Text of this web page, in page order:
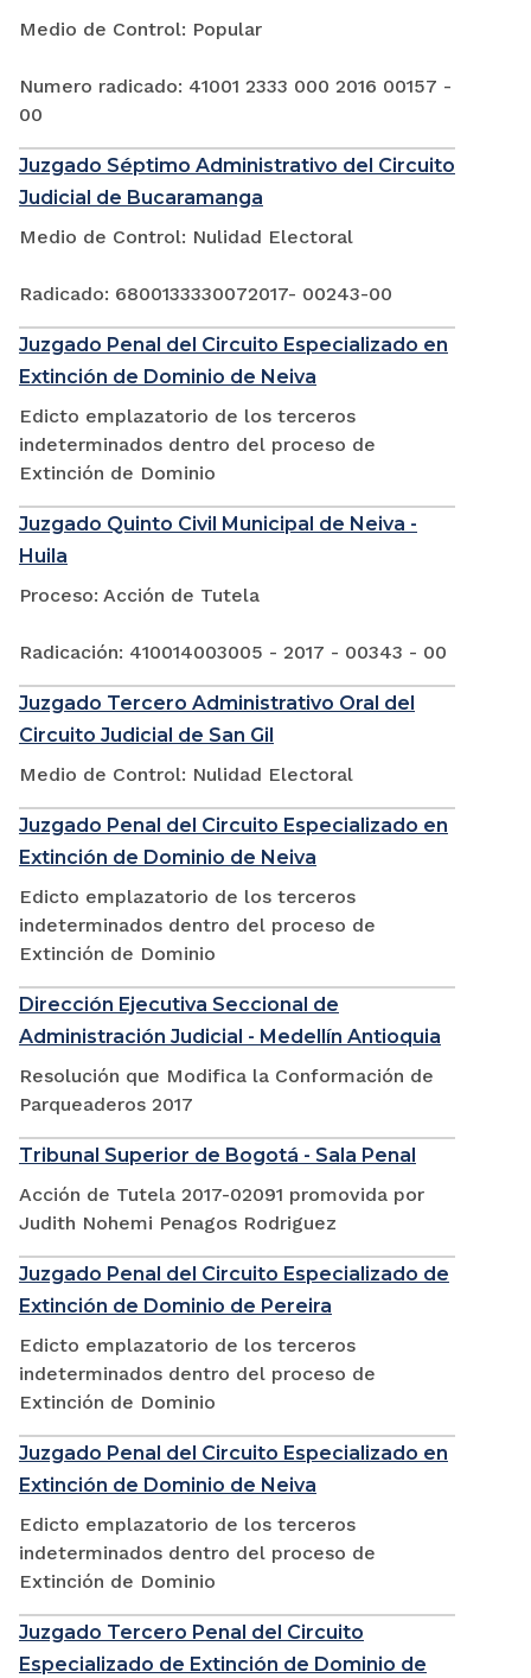
Medio de Control: Popular
Numero radicado: 41001 2333 000 2016 00157 -
00
Juzgado Séptimo Administrativo del Circuito
Judicial de Bucaramanga
Medio de Control: Nulidad Electoral
Radicado: 6800133330072017- 00243-00
Juzgado Penal del Circuito Especializado en
Extinción de Dominio de Neiva
Edicto emplazatorio de los terceros
indeterminados dentro del proceso de
Extinción de Dominio
Juzgado Quinto Civil Municipal de Neiva -
Huila
Proceso: Acción de Tutela
Radicación: 410014003005 - 2017 - 00343 - 00
Juzgado Tercero Administrativo Oral del
Circuito Judicial de San Gil
Medio de Control: Nulidad Electoral
Juzgado Penal del Circuito Especializado en
Extinción de Dominio de Neiva
Edicto emplazatorio de los terceros
indeterminados dentro del proceso de
Extinción de Dominio
Dirección Ejecutiva Seccional de
Administración Judicial - Medellín Antioquia
Resolución que Modifica la Conformación de
Parqueaderos 2017
Tribunal Superior de Bogotá - Sala Penal
Acción de Tutela 2017-02091 promovida por
Judith Nohemi Penagos Rodriguez
Juzgado Penal del Circuito Especializado de
Extinción de Dominio de Pereira
Edicto emplazatorio de los terceros
indeterminados dentro del proceso de
Extinción de Dominio
Juzgado Penal del Circuito Especializado en
Extinción de Dominio de Neiva
Edicto emplazatorio de los terceros
indeterminados dentro del proceso de
Extinción de Dominio
Juzgado Tercero Penal del Circuito
Especializado de Extinción de Dominio de